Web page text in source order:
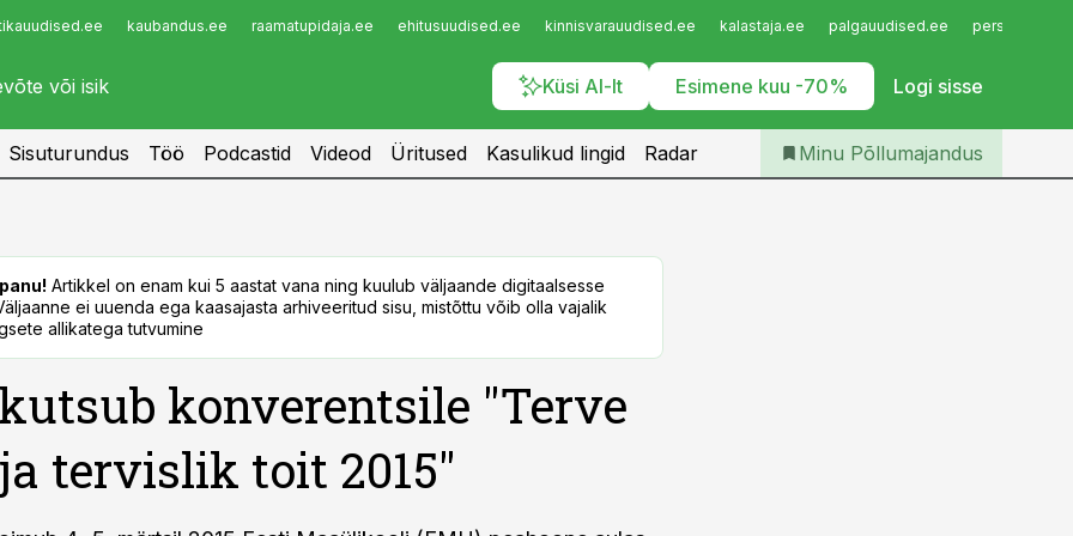
kaubandus.ee raamatupidaja.ee ehitusuudised.ee kinnisvarauudised.ee kalastaja.ee palgauudised.ee
Küsi AI-lt Esimene kuu -70% Logi sisse
Infopank
Iseteenindus
Telli Põllumajandus
Sisuturundus Töö Podcastid Videod Üritused Kasulikud lingid Radar Minu Põllumajandus
Artikkel on enam kui 5 aastat vana ning kuulub väljaande digitaalsesse
ei uuenda ega kaasajasta arhiveeritud sisu, mistõttu võib olla vajalik
allikatega tutvumine
konverentsile "Terve
tervislik toit 2015"